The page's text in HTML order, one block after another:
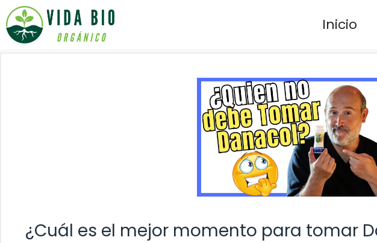
Saltar
al
contenido
Inicio
¿Cuál es el mejor momento para tomar